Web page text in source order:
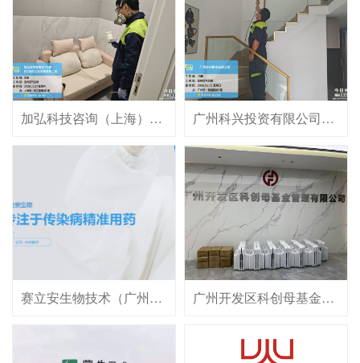
加弘科技咨询（上海）有限公司隶属于全球的电子制造服务商(即EMS)－ Celestica天弘集团，是Celestica在中国上海的全资子公司。 广州科兴投资有限公司创立于2022年03月11日，总部位于广州市番禺区市桥街光明南路199号16号楼101；主营房地产咨询、房地产经纪、房地产评估、物业管理、工程管理服务、园区管理服务、商业综合体管理服务、企业管理咨询、咨询策划服务、会议及展览服务
赛立安生物技术（广州）有限公司。一家提供传染病诊断、临床病原微生物检测和用药指导检测以及科研服务的健康医疗企业。继承了前立菲达安的核心团队和业务，专注于一代测序检测产品的开发与研究，提供多个NMPA批准的肝炎、艾滋产品的销售和技术服务。 广州开发区科创母基金管理有限公司（简称“科创母基金公司”）是广州开发区产业基金投资集团有限公司全资子公司，统筹区科创母基金等政策性资金投入。科创母基金联合头部投资机构培育创新生态。区科创母基金目标规模50亿元。科创母基金公司充分发挥政策性基金的财政杠杆放大效应，深度合作深创投、元禾原点、武岳峰、复兴锐正等头部机构。